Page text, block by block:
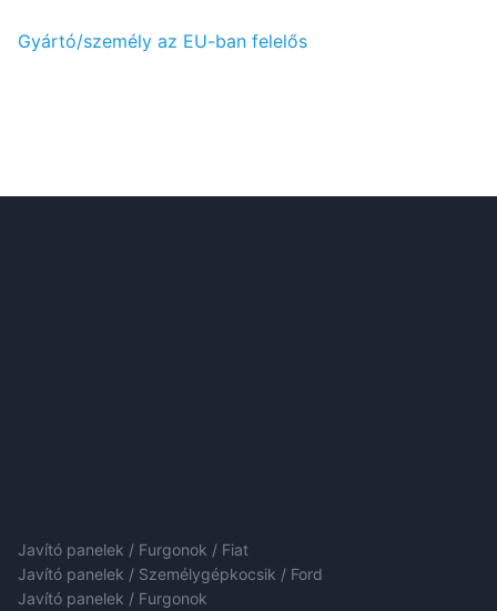
Gyártó/személy az EU-ban felelős
Javító panelek / Furgonok / Fiat
Javító panelek / Személygépkocsik / Ford
Javító panelek / Furgonok